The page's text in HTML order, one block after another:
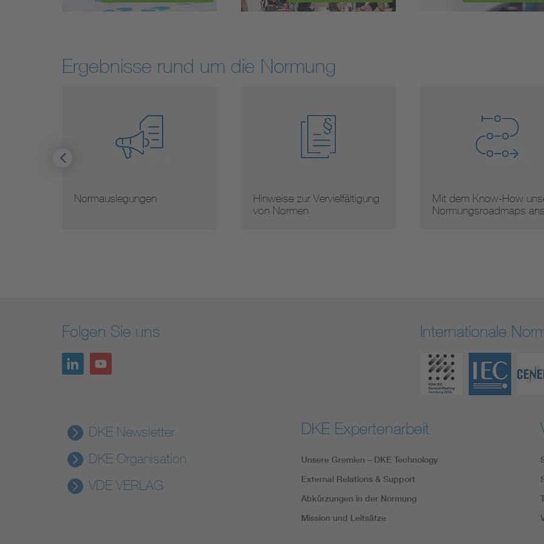
Ergebnisse rund um die Normung
Hinweise zur Vervielfältigung
Mit dem Know-How unserer
Normungsroadmaps ans …
Arbeitsergebnisse
Folgen Sie uns Internationale
DKE Newsletter
DKE Organisation
VDE VERLAG
DKE Expertenarbeit
Unsere Gremien – DKE Technology
External Relations & Support
Abkürzungen in der Normung
Mission und Leitsätze